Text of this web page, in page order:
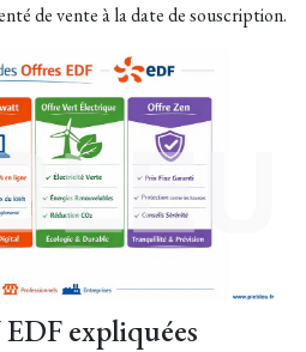
de vente à la date de souscription.
expliquées